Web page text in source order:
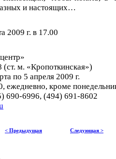
и настоящих…
2009 г. в 17.00
(ст. м. «Кропоткинская»)
по 5 апреля 2009 г.
ежедневно, кроме
690-6996, (494) 691-8602
< Предыдущая Следующая >